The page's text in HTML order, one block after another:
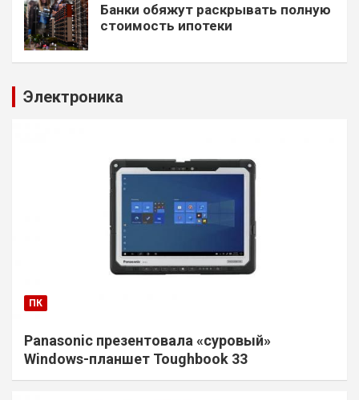
Банки обяжут раскрывать полную
стоимость ипотеки
Электроника
ПК
Panasonic презентовала «суровый»
Windows-планшет Toughbook 33